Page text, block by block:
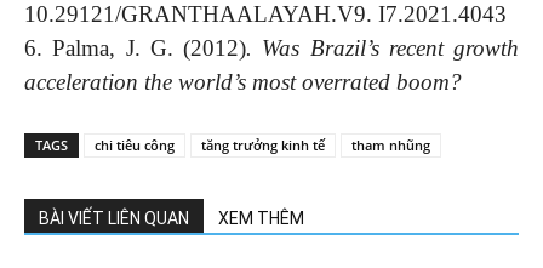
10.29121/GRANTHAALAYAH.V9. I7.2021.4043
6. Palma, J. G. (2012). Was Brazil’s recent growth
acceleration the world’s most overrated boom?
TAGS chi tiêu công tăng trưởng kinh tế tham nhũng
BÀI VIẾT LIÊN QUAN XEM THÊM